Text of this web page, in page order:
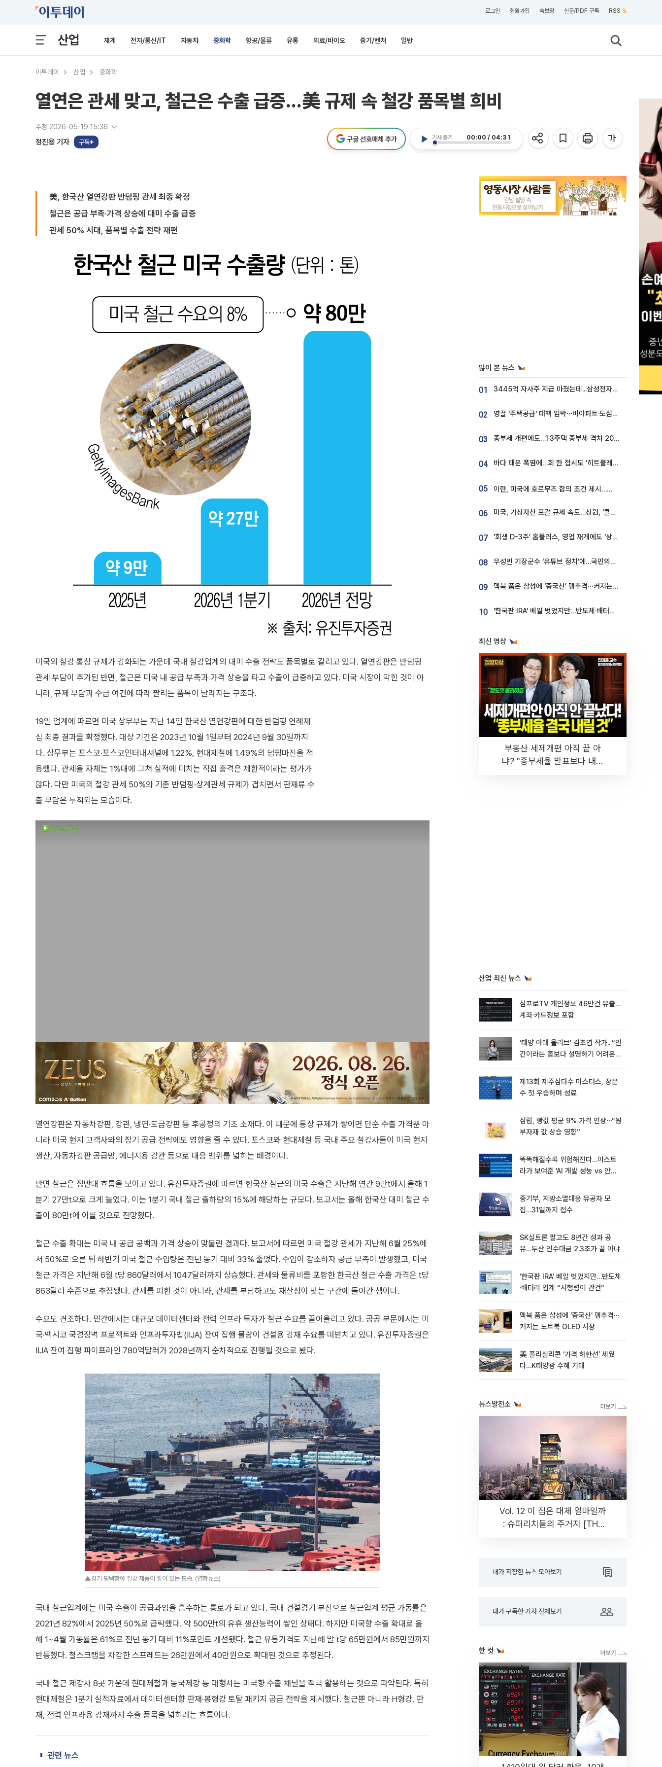
로그인 회원가입 속보창 신문/PDF 구독 RSS
산업 재계 전자/통신/IT 자동차 중화학 항공/물류 유통 의료/바이오 중기/벤처 일반
이투데이 산업 중화학
열연은 관세 맞고, 철근은 수출 급증…美 규제 속 철강 품목별 희비
수정 2026-05-19 15:36
정진용 기자 구독
기사 듣기 00:00 / 04:31
구글 선호매체 추가
美, 한국산 열연강판 반덤핑 관세 최종 확정
철근은 공급 부족·가격 상승에 대미 수출 급증
관세 50% 시대, 품목별 수출 전략 재편
미국의 철강 통상 규제가 강화되는 가운데 국내 철강업계의 대미 수출 전략도 품목별로 갈리고 있다. 열연강판은 반덤핑
관세 부담이 추가된 반면, 철근은 미국 내 공급 부족과 가격 상승을 타고 수출이 급증하고 있다. 미국 시장이 막힌 것이 아
니라, 규제 부담과 수급 여건에 따라 팔리는 품목이 달라지는 구조다.
19일 업계에 따르면 미국 상무부는 지난 14일 한국산 열연강판에 대한 반덤핑 연례재
심 최종 결과를 확정했다. 대상 기간은 2023년 10월 1일부터 2024년 9월 30일까지
다. 상무부는 포스코·포스코인터내셔널에 1.22%, 현대제철에 1.49%의 덤핑마진을 적
용했다. 관세율 자체는 1%대에 그쳐 실적에 미치는 직접 충격은 제한적이라는 평가가
많다. 다만 미국의 철강 관세 50%와 기존 반덤핑·상계관세 규제가 겹치면서 판재류 수
출 부담은 누적되는 모습이다.
열연강판은 자동차강판, 강관, 냉연·도금강판 등 후공정의 기초 소재다. 이 때문에 통상 규제가 쌓이면 단순 수출 가격뿐 아
니라 미국 현지 고객사와의 장기 공급 전략에도 영향을 줄 수 있다. 포스코와 현대제철 등 국내 주요 철강사들이 미국 현지
생산, 자동차강판 공급망, 에너지용 강관 등으로 대응 범위를 넓히는 배경이다.
반면 철근은 정반대 흐름을 보이고 있다. 유진투자증권에 따르면 한국산 철근의 미국 수출은 지난해 연간 9만t에서 올해 1
분기 27만t으로 크게 늘었다. 이는 1분기 국내 철근 출하량의 15%에 해당하는 규모다. 보고서는 올해 한국산 대미 철근 수
출이 80만t에 이를 것으로 전망했다.
철근 수출 확대는 미국 내 공급 공백과 가격 상승이 맞물린 결과다. 보고서에 따르면 미국 철강 관세가 지난해 6월 25%에
서 50%로 오른 뒤 하반기 미국 철근 수입량은 전년 동기 대비 33% 줄었다. 수입이 감소하자 공급 부족이 발생했고, 미국
철근 가격은 지난해 6월 t당 860달러에서 1047달러까지 상승했다. 관세와 물류비를 포함한 한국산 철근 수출 가격은 t당
863달러 수준으로 추정됐다. 관세를 피한 것이 아니라, 관세를 부담하고도 채산성이 맞는 구간에 들어간 셈이다.
수요도 견조하다. 민간에서는 대규모 데이터센터와 전력 인프라 투자가 철근 수요를 끌어올리고 있다. 공공 부문에서는 미
국·멕시코 국경장벽 프로젝트와 인프라투자법(IIJA) 잔여 집행 물량이 건설용 강재 수요를 떠받치고 있다. 유진투자증권은
IIJA 잔여 집행 파이프라인 780억달러가 2028년까지 순차적으로 진행될 것으로 봤다.
▲경기 평택항에 철강 제품이 쌓여 있는 모습. (연합뉴스)
국내 철근업계에는 미국 수출이 공급과잉을 흡수하는 통로가 되고 있다. 국내 건설경기 부진으로 철근업계 평균 가동률은
2021년 82%에서 2025년 50%로 급락했다. 약 500만t의 유휴 생산능력이 쌓인 상태다. 하지만 미국향 수출 확대로 올
해 1~4월 가동률은 61%로 전년 동기 대비 11%포인트 개선됐다. 철근 유통가격도 지난해 말 t당 65만원에서 85만원까지
반등했다. 철스크랩을 차감한 스프레드는 26만원에서 40만원으로 확대된 것으로 추정된다.
국내 철근 제강사 8곳 가운데 현대제철과 동국제강 등 대형사는 미국향 수출 채널을 적극 활용하는 것으로 파악된다. 특히
현대제철은 1분기 실적자료에서 데이터센터향 판재·봉형강 토탈 패키지 공급 전략을 제시했다. 철근뿐 아니라 H형강, 판
재, 전력 인프라용 강재까지 수출 품목을 넓히려는 흐름이다.
관련 뉴스
많이 본 뉴스
01 3445억 자사주 지급 마쳤는데...삼성전자 DX노조, 뒤늦은 '떼쓰기 집회'
02 영끌 '주택공급' 대책 임박⋯비아파트·도심복합까지 총동원
03 종부세 개편에도…1·3주택 종부세 격차 2028년부터 확대
04 바다 태운 폭염에…회 한 접시도 ‘히트플레이션’
05 이란, 미국에 호르무즈 합의 조건 제시…美 “경기 아직 안 끝나” [종합]
06 미국, 가상자산 포괄 규제 속도…상원, ‘클래리티법’ 9월 절차투표 추진
07 ‘회생 D-3주’ 홈플러스, 영업 재개에도 ‘상품 공급망’ 복구가 생존 관건
08 우성빈 기장군수 ‘유튜브 정치’에…국민의힘 군의원들 집단 반발
09 맥북 품은 삼성에 ‘중국산’ 맹추격⋯커지는 노트북 OLED 시장
10 ‘한국판 IRA’ 베일 벗었지만…반도체·배터리 업계 “시행령이 관건”
최신 영상
부동산 세제개편 아직 끝 아
냐? "종부세율 발표보다 내릴
산업 최신 뉴스
삼프로TV 개인정보 46만건 유출…
계좌·카드정보 포함
‘태양 아래 올리브’ 김초엽 작가...“인
간이라는 종보다 설명하기 어려운
뷰]
제13회 제주삼다수 마스터스, 장은
수 첫 우승하며 성료
삼립, 빵값 평균 9% 가격 인상⋯“원
부자재 값 상승 영향”
똑똑해질수록 위험해진다…아스트
라가 보여준 'AI 개발 성능 vs 안전
중기부, 지방소멸대응 유공자 모
집…31일까지 접수
SK실트론 팔고도 8년간 성과 공
유…두산 인수대금 2.3조가 끝 아냐
‘한국판 IRA’ 베일 벗었지만…반도체
·배터리 업계 “시행령이 관건”
맥북 품은 삼성에 ‘중국산’ 맹추격⋯
커지는 노트북 OLED 시장
美 폴리실리콘 ‘가격 하한선’ 세웠
다…K태양광 수혜 기대
뉴스발전소
Vol. 12 이 집은 대체 얼마일까
: 슈퍼리치들의 주거지 [THE
내가 저장한 뉴스 모아보기
내가 구독한 기자 전체보기
한 컷